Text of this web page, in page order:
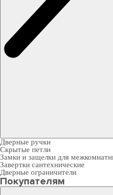
Дверные ручки
Скрытые петли
Замки и защелки для
Завертки сантехнические
Дверные ограничители
Покупателям